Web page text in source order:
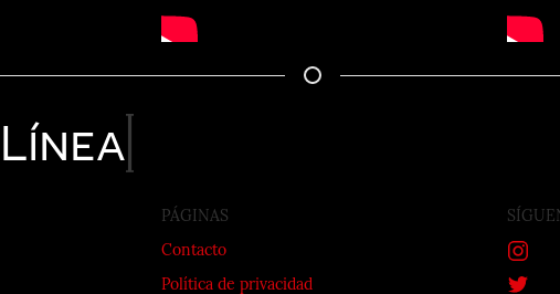
Línea
PÁGINAS
Contacto
Política de privacidad